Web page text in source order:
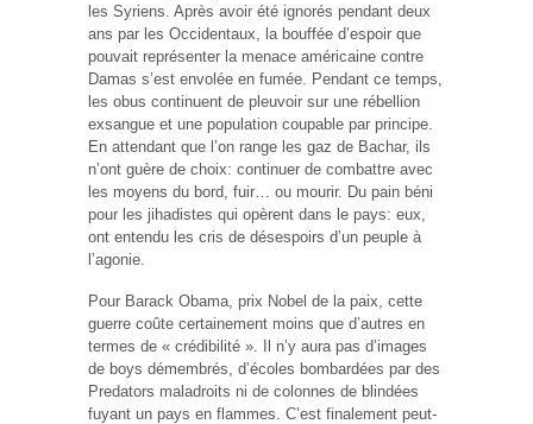
les Syriens. Après avoir été ignorés pendant deux
ans par les Occidentaux, la bouffée d’espoir que
pouvait représenter la menace américaine contre
Damas s’est envolée en fumée. Pendant ce temps,
les obus continuent de pleuvoir sur une rébellion
exsangue et une population coupable par principe.
En attendant que l’on range les gaz de Bachar, ils
n’ont guère de choix: continuer de combattre avec
les moyens du bord, fuir… ou mourir. Du pain béni
pour les jihadistes qui opèrent dans le pays: eux,
ont entendu les cris de désespoirs d’un peuple à
l’agonie.
Pour Barack Obama, prix Nobel de la paix, cette
guerre coûte certainement moins que d’autres en
termes de « crédibilité ». Il n’y aura pas d’images
de boys démembrés, d’écoles bombardées par des
Predators maladroits ni de colonnes de blindées
fuyant un pays en flammes. C’est finalement peut-